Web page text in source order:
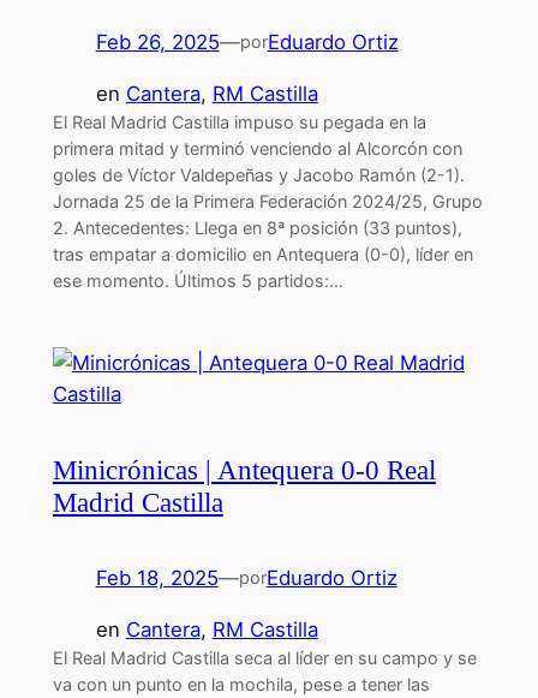
Feb 26, 2025—porEduardo Ortiz
en Cantera, RM Castilla
El Real Madrid Castilla impuso su pegada en la
primera mitad y terminó venciendo al Alcorcón con
goles de Víctor Valdepeñas y Jacobo Ramón (2-1).
Jornada 25 de la Primera Federación 2024/25, Grupo
2. Antecedentes: Llega en 8ª posición (33 puntos),
tras empatar a domicilio en Antequera (0-0), líder en
ese momento. Últimos 5 partidos:…
Minicrónicas | Antequera 0-0 Real
Madrid Castilla
Feb 18, 2025—porEduardo Ortiz
en Cantera, RM Castilla
El Real Madrid Castilla seca al líder en su campo y se
va con un punto en la mochila, pese a tener las